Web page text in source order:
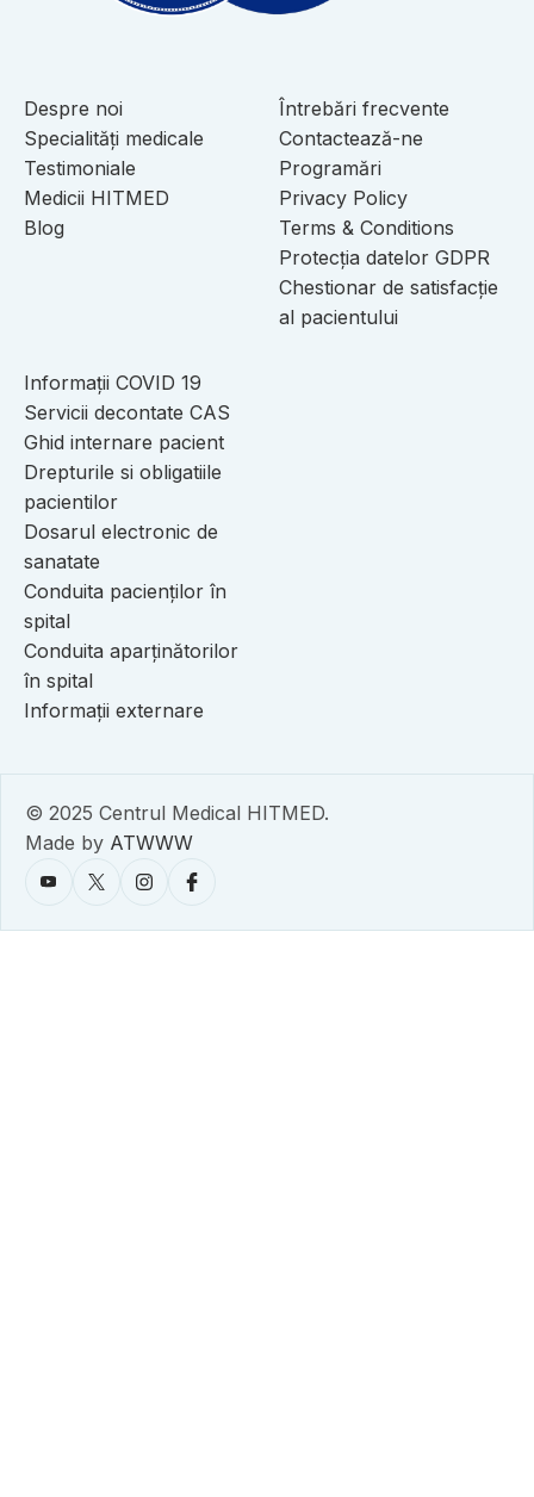
Despre noi
Specialități medicale
Testimoniale
Medicii HITMED
Blog
Întrebări frecvente
Contactează-ne
Programări
Privacy Policy
Terms & Conditions
Protecția datelor GDPR
Chestionar de satisfacție
al pacientului
Informații COVID 19
Servicii decontate CAS
Ghid internare pacient
Drepturile si obligatiile
pacientilor
Dosarul electronic de
sanatate
Conduita pacienților în
spital
Conduita aparținătorilor
în spital
Informații externare
© 2025 Centrul Medical HITMED.
Made by ATWWW